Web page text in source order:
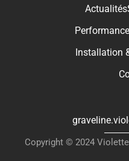
Actualités
Performance
Installation
Copyright © 2024